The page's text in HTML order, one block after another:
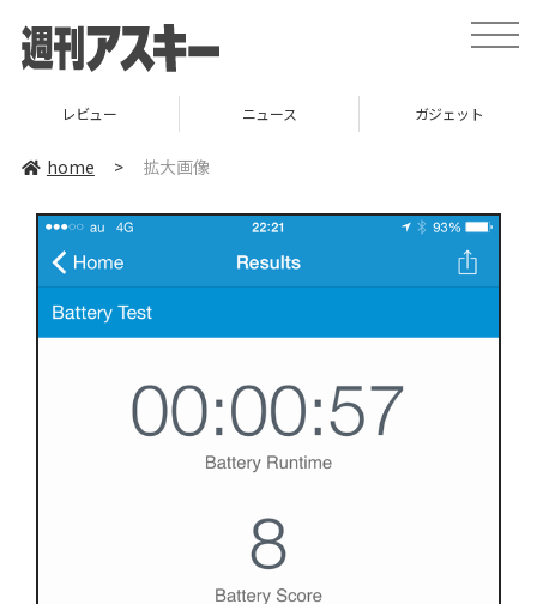
toggle
レビュー ニュース ガジェット
home > 拡大画像